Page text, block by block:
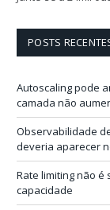
ç
i
l
POSTS
Autoscaling pode
camada não
Observabilidade
deveria aparecer
Rate limiting não é
capacidade